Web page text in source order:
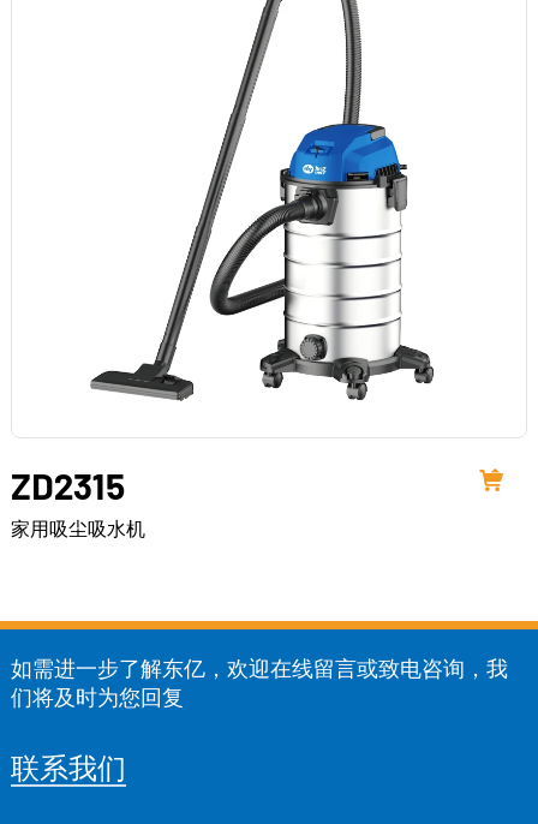
ZD2315
家用吸尘吸水机
如需进一步了解东亿，欢迎在线留言或致电咨询，我
们将及时为您回复
联系我们